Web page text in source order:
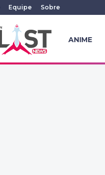
Equipe Sobre
ANIME